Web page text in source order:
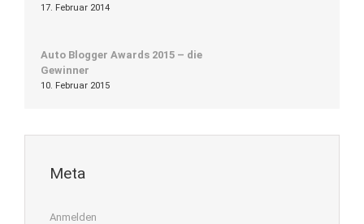
17. Februar 2014
Auto Blogger Awards 2015 – die
Gewinner
10. Februar 2015
Meta
Anmelden